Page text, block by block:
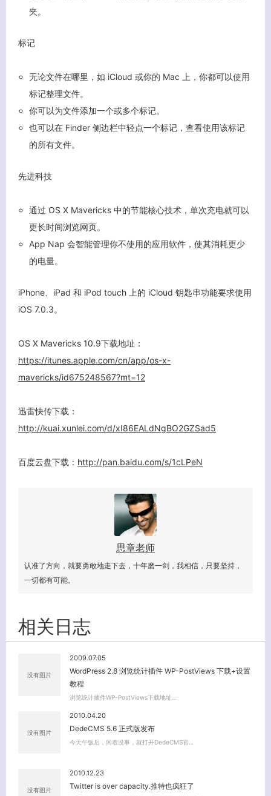
夹。
标记
无论文件在哪里，如 iCloud 或你的 Mac 上，你都可以使用
标记整理文件。
你可以为文件添加一个或多个标记。
也可以在 Finder 侧边栏中轻点一个标记，查看使用该标记
的所有文件。
先进科技
通过 OS X Mavericks 中的节能核心技术，单次充电就可以
更长时间浏览网页。
App Nap 会智能管理你不使用的应用软件，使其消耗更少
的电量。
iPhone、iPad 和 iPod touch 上的 iCloud 钥匙串功能要求使用
iOS 7.0.3。
OS X Mavericks 10.9下载地址：
https://itunes.apple.com/cn/app/os-x-
mavericks/id675248567?mt=12
迅雷快传下载：
http://kuai.xunlei.com/d/xI86EALdNgBO2GZSad5
百度云盘下载： http://pan.baidu.com/s/1cLPeN
思章老师
认准了方向，就要勇敢地走下去，十年磨一剑，我相信，只要坚持，
一切都有可能。
相关日志
没有图片
2009.07.05
WordPress 2.8 浏览统计插件 WP-PostViews 下载+设置
教程
浏览统计插件WP-PostViews下载地址…
没有图片
2010.04.20
DedeCMS 5.6 正式版发布
今天午饭后，闲着没事，就打开DedeCMS官…
没有图片
2010.12.23
Twitter is over capacity.推特也疯狂了